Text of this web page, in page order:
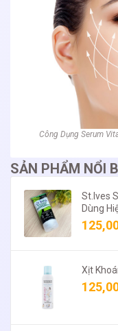
Công Dụng Serum
SẢN PHẨM NỔI
St.Ives
Dùng
Xịt